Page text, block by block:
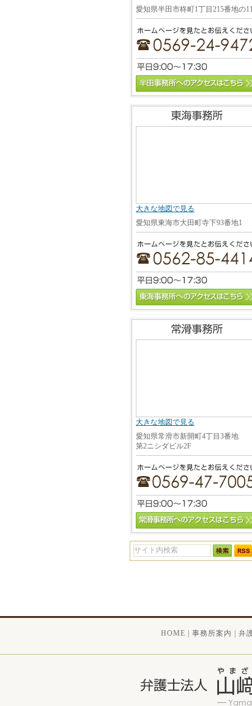
愛知県半田市柊町1丁目215番地の11
大きな地図で見る
愛知県東海市大田町寺下93番地1
大きな地図で見る
愛知県常滑市新開町4丁目3番地
第2ニシダビル2F
HOME 事務所案内 弁